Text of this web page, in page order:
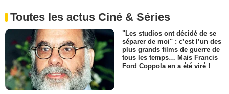
Toutes les actus Ciné & Séries
"Les studios ont décidé de se
séparer de moi" : c’est l’un des
plus grands films de guerre de
tous les temps… Mais Francis
Ford Coppola en a été viré !